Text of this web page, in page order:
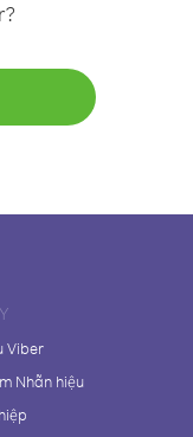
Viber
Nhãn hiệu